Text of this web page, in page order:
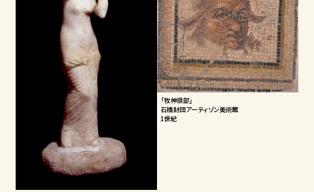
「牧神頭部」
石橋財団アーティゾン美術館
1世紀